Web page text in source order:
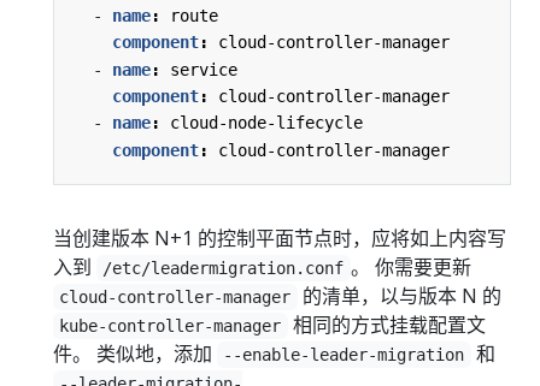
- name:
route
component:
cloud-controller-manager
- name:
service
component:
cloud-controller-manager
- name:
cloud-node-lifecycle
component: cloud-controller-manager
当创建版本 N+1 的控制平面节点时，应将如上内容写
入到
/etc/leadermigration.conf 。 你需要更新
cloud-controller-manager 的清单，以与版本 N 的
kube-controller-manager
相同的方式挂载配置文
件。 类似地，添加
--enable-leader-migration 和